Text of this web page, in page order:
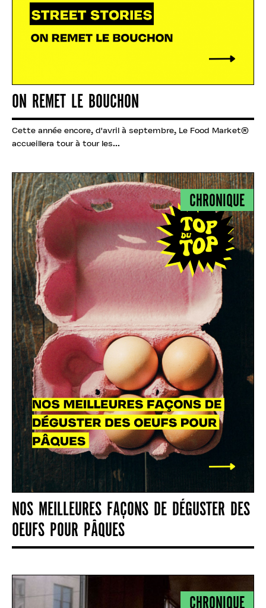
ON REMET LE BOUCHON
Cette année encore, d'avril à septembre, Le Food Market®
accueillera tour à tour les...
NOS MEILLEURES FAÇONS DE DÉGUSTER DES
OEUFS POUR PÂQUES
CHRONIQUE
CHRONIQUE